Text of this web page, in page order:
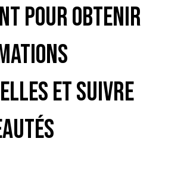
POUR OBTENIR
ET SUIVRE